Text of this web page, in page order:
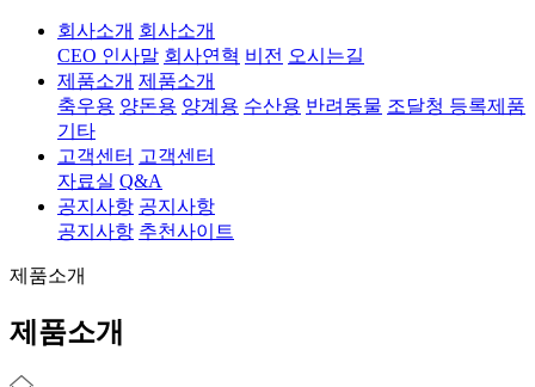
회사소개 회사소개
CEO 인사말 회사연혁 비전 오시는길
제품소개 제품소개
축우용 양돈용 양계용 수산용 반려동물 조달청 등록제품
기타
고객센터 고객센터
자료실 Q&A
공지사항 공지사항
공지사항 추천사이트
제품소개
제품소개